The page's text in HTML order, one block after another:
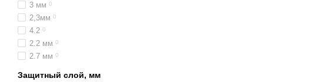
3 мм 0
2,3мм 0
4.2 0
2.2 мм 0
2.7 мм 0
Защитный слой, мм